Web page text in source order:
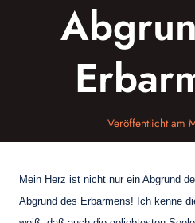
Veröffentlicht am
Mein Herz ist nicht nur ein Abgrund
Abgrund des Erbarmens! Ich kenne